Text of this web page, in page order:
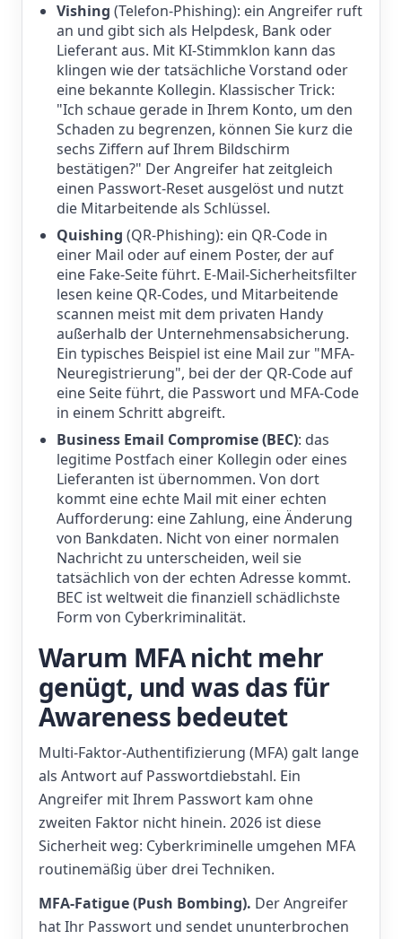
Vishing (Telefon-Phishing): ein Angreifer ruft
an und gibt sich als Helpdesk, Bank oder
Lieferant aus. Mit KI-Stimmklon kann das
klingen wie der tatsächliche Vorstand oder
eine bekannte Kollegin. Klassischer Trick:
"Ich schaue gerade in Ihrem Konto, um den
Schaden zu begrenzen, können Sie kurz die
sechs Ziffern auf Ihrem Bildschirm
bestätigen?" Der Angreifer hat zeitgleich
einen Passwort-Reset ausgelöst und nutzt
die Mitarbeitende als Schlüssel.
Quishing (QR-Phishing): ein QR-Code in
einer Mail oder auf einem Poster, der auf
eine Fake-Seite führt. E-Mail-Sicherheitsfilter
lesen keine QR-Codes, und Mitarbeitende
scannen meist mit dem privaten Handy
außerhalb der Unternehmensabsicherung.
Ein typisches Beispiel ist eine Mail zur "MFA-
Neuregistrierung", bei der der QR-Code auf
eine Seite führt, die Passwort und MFA-Code
in einem Schritt abgreift.
Business Email Compromise (BEC): das
legitime Postfach einer Kollegin oder eines
Lieferanten ist übernommen. Von dort
kommt eine echte Mail mit einer echten
Aufforderung: eine Zahlung, eine Änderung
von Bankdaten. Nicht von einer normalen
Nachricht zu unterscheiden, weil sie
tatsächlich von der echten Adresse kommt.
BEC ist weltweit die finanziell schädlichste
Form von Cyberkriminalität.
Warum MFA nicht mehr
genügt, und was das für
Awareness bedeutet
Multi-Faktor-Authentifizierung (MFA) galt lange
als Antwort auf Passwortdiebstahl. Ein
Angreifer mit Ihrem Passwort kam ohne
zweiten Faktor nicht hinein. 2026 ist diese
Sicherheit weg: Cyberkriminelle umgehen MFA
routinemäßig über drei Techniken.
MFA-Fatigue (Push Bombing). Der Angreifer
hat Ihr Passwort und sendet ununterbrochen